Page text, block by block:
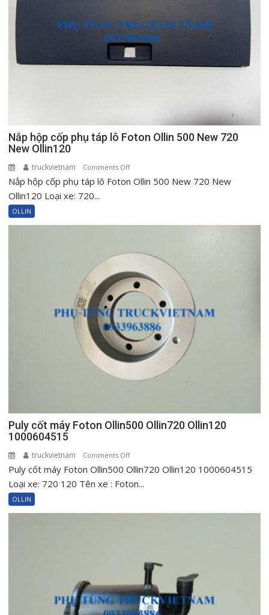
Nắp hộp cốp phụ táp lô Foton Ollin 500 New 720
New Ollin120
truckvietnam Comments Offon
Nắp
Ollin
500
720
New
Ollin120
Nắp hộp cốp phụ táp lô Foton Ollin 500 New 720 New
Ollin120 Loại xe: 720...
OLLIN
Puly cốt máy Foton Ollin500 Ollin720 Ollin120
1000604515
truckvietnam Comments Offon
Puly
cốt
Puly cốt máy Foton Ollin500 Ollin720 Ollin120 1000604515
Loại xe: 720 120 Tên xe : Foton...
OLLIN